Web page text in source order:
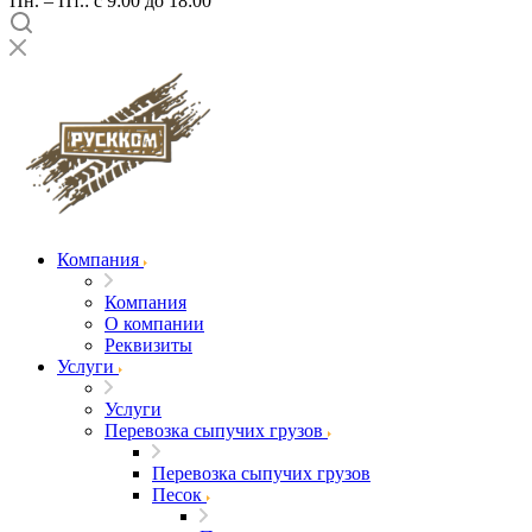
Компания
Компания
О компании
Реквизиты
Услуги
Услуги
Перевозка сыпучих грузов
Перевозка сыпучих грузов
Песок